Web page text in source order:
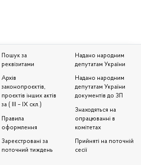
Пошук за
реквізитами
Архів
законопроєктів,
проєктів інших актів
за ( III – IX скл.)
Правила
оформлення
Зареєстровані за
поточний тиждень
Надано народним
депутатам України
Надано народним
депутатам України
документів до ЗП
Знаходяться на
опрацюванні в
комітетах
Прийняті на поточній
сесії